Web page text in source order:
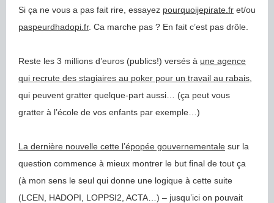
Si ça ne vous a pas fait rire, essayez pourquoijepirate.fr et/ou
paspeurdhadopi.fr. Ca marche pas ? En fait c’est pas drôle.
Reste les 3 millions d’euros (publics!) versés à une agence
qui recrute des stagiaires au poker pour un travail au rabais
qui peuvent gratter quelque-part aussi… (ça peut vous
gratter à l’école de vos enfants par exemple…)
La dernière nouvelle cette l’épopée gouvernementale sur la
question commence à mieux montrer le but final de tout ça
(à mon sens le seul qui donne une logique à cette suite
(LCEN, HADOPI, LOPPSI2, ACTA…) – jusqu’ici on pouvait